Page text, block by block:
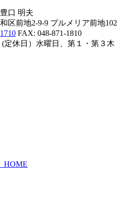
口 明夫
区前地2-9-9 プルメリア前地102
FAX: 048-871-1810
(定休日）水曜日、第１・第３木
HOME